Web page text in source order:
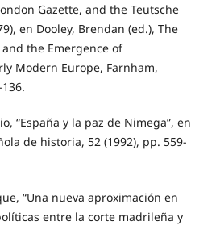
Gazette, and the Teutsche
en Dooley, Brendan (ed.), The
the Emergence of
Modern Europe, Farnham,
“España y la paz de Nimega”, en
de historia, 52 (1992), pp. 559-
“Una nueva aproximación en
entre la corte madrileña y